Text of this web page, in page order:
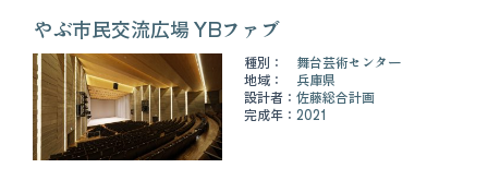
やぶ市民交流広場 YBファブ
種別：
舞台芸術センター
地域：
兵庫県
設計者： 佐藤総合計画
完成年： 2021